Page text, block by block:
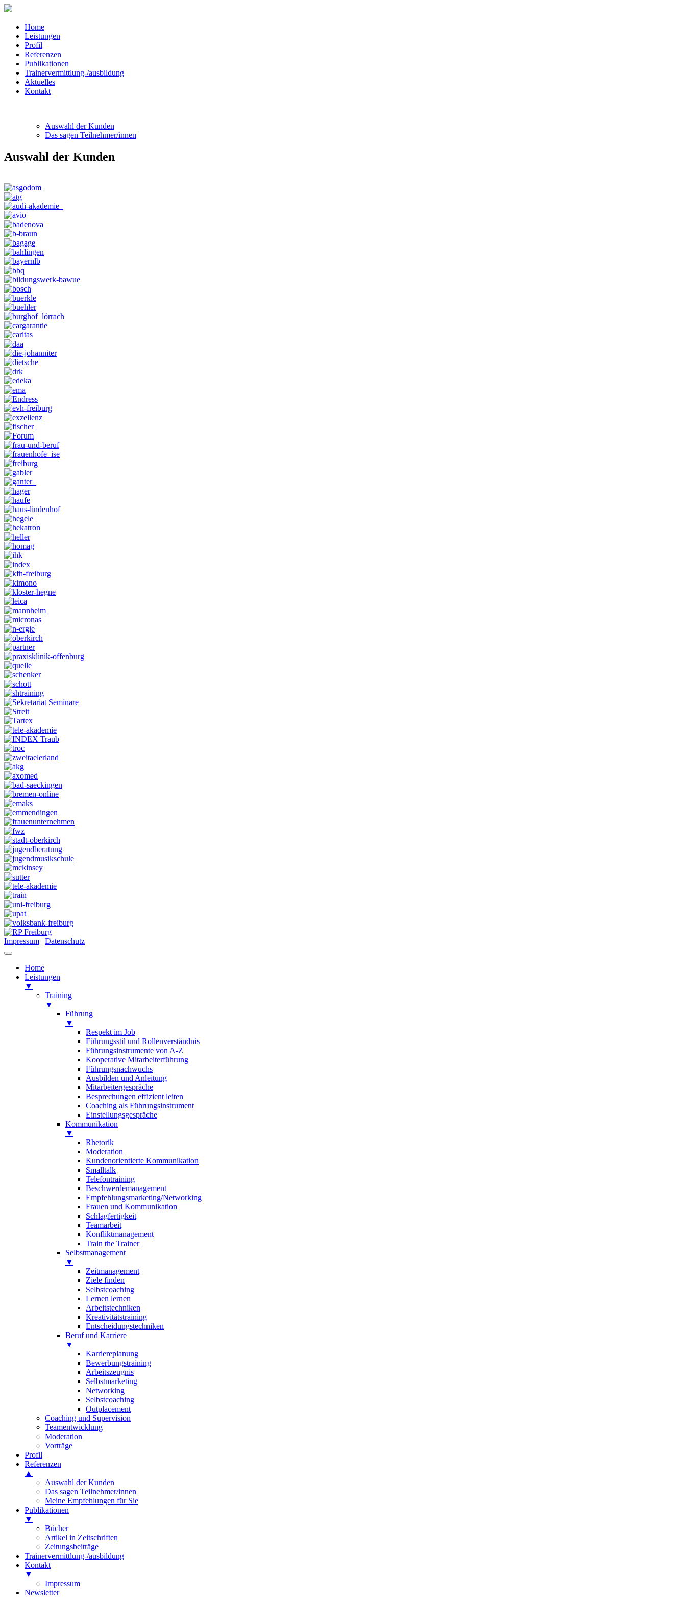
Home
Leistungen
Profil
Referenzen
Publikationen
Trainervermittlung-/ausbildung
Aktuelles
Kontakt
Auswahl der Kunden
Das sagen Teilnehmer/innen
Auswahl der Kunden
Impressum | Datenschutz
Home
Leistungen
▼
Training
▼
Führung
▼
Respekt im Job
Führungsstil und Rollenverständnis
Führungsinstrumente von A-Z
Kooperative Mitarbeiterführung
Führungsnachwuchs
Ausbilden und Anleitung
Mitarbeitergespräche
Besprechungen effizient leiten
Coaching als Führungsinstrument
Einstellungsgespräche
Kommunikation
▼
Rhetorik
Moderation
Kundenorientierte Kommunikation
Smalltalk
Telefontraining
Beschwerdemanagement
Empfehlungsmarketing/Networking
Frauen und Kommunikation
Schlagfertigkeit
Teamarbeit
Konfliktmanagement
Train the Trainer
Selbstmanagement
▼
Zeitmanagement
Ziele finden
Selbstcoaching
Lernen lernen
Arbeitstechniken
Kreativitätstraining
Entscheidungstechniken
Beruf und Karriere
▼
Karriereplanung
Bewerbungstraining
Arbeitszeugnis
Selbstmarketing
Networking
Selbstcoaching
Outplacement
Coaching und Supervision
Teamentwicklung
Moderation
Vorträge
Profil
Referenzen
▲
Auswahl der Kunden
Das sagen Teilnehmer/innen
Meine Empfehlungen für Sie
Publikationen
▼
Bücher
Artikel in Zeitschriften
Zeitungsbeiträge
Trainervermittlung-/ausbildung
Kontakt
▼
Impressum
Newsletter